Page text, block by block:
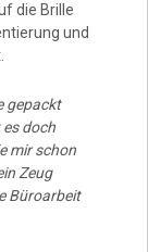
die Brille
und
gepackt
doch
mir schon
Zeug
Büroarbeit